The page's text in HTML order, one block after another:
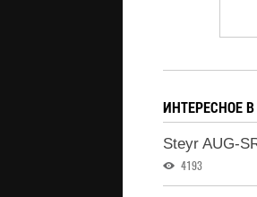
ИНТЕРЕСНОЕ
Steyr AUG-
4193